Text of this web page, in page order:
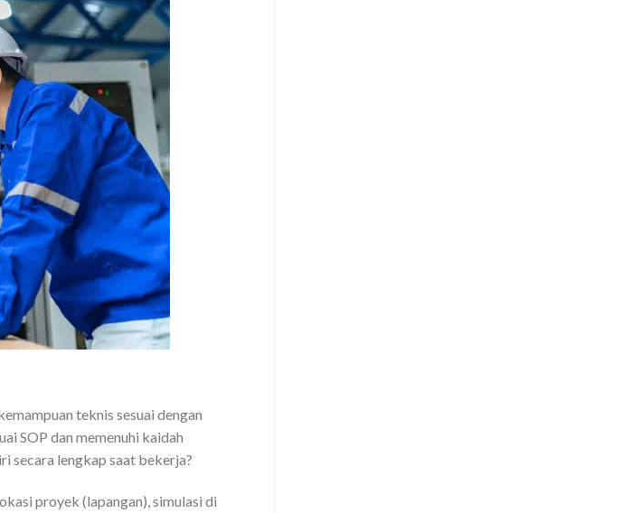
teknis sesuai dengan
SOP dan memenuhi kaidah
secara lengkap saat bekerja?
proyek (lapangan), simulasi di